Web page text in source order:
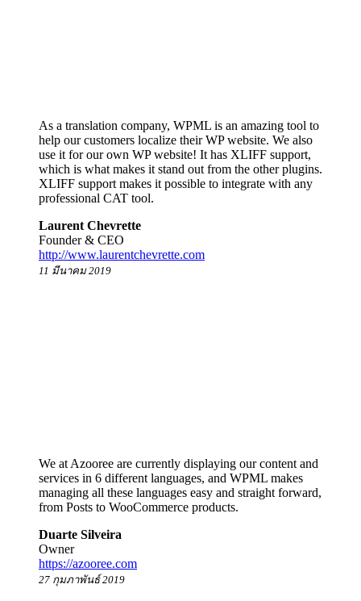
As a translation company, WPML is an amazing tool to
help our customers localize their WP website. We also
use it for our own WP website! It has XLIFF support,
which is what makes it stand out from the other plugins.
XLIFF support makes it possible to integrate with any
professional CAT tool.
Laurent Chevrette
Founder & CEO
http://www.laurentchevrette.com
11 มีนาคม 2019
We at Azooree are currently displaying our content and
services in 6 different languages, and WPML makes
managing all these languages easy and straight forward,
from Posts to WooCommerce products.
Duarte Silveira
Owner
https://azooree.com
27 กุมภาพันธ์ 2019